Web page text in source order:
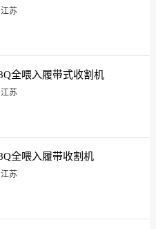
江苏
全喂入履带式收割机
江苏
全喂入履带收割机
江苏